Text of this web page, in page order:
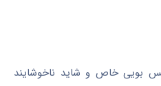
بویی خاص و شاید ناخوشایند